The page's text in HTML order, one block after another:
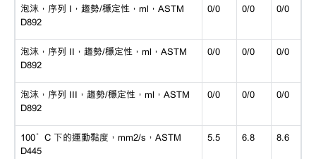
泡沫，序列 I，趨勢/穩定性，ml，ASTM
D892
0/0 0/0 0/0
泡沫，序列 II，趨勢/穩定性，ml，ASTM
D892
0/0 0/0 0/0
泡沫，序列 III，趨勢/穩定性，ml，ASTM
D892
0/0 0/0 0/0
100°C 下的運動黏度，mm2/s，ASTM
D445
5.5 6.8 8.6